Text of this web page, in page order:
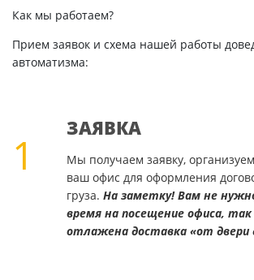
Как мы работаем?
Прием заявок и схема нашей работы
автоматизма:
1
ЗАЯВКА
Мы получаем заявку,
ваш офис для оформления
груза. На заметку! Вам не
время на посещение офиса,
отлажена доставка «от двери